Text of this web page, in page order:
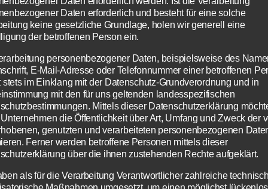
kann Cities XXL nicht überzeugen - Bildquelle: Focus Home
Jahren etablierte sich Cities als
zu SimCity, konnte sich
durchsetzen. Vor wenigen Wochen
XXL, doch so richtig kann der neue Titel nicht
denn in großen Teilen ist es lediglich
des alten Titel.
Daten erforderlich und besteht für eine solche
keine gesetzliche Grundlage, holen wir generell eine
der betroffenen Person ein.
personenbezogener Daten, beispielsweise des
E-Mail-Adresse oder Telefonnummer einer betroffenen
stets im Einklang mit der Datenschutz-Grundverordnung und in
mit den für uns geltenden landesspezifischen
Mittels dieser Datenschutzerklärung
die Öffentlichkeit über Art, Umfang und Zweck der
genutzten und verarbeiteten personenbezogenen
Ferner werden betroffene Personen mittels dieser
über die ihnen zustehenden Rechte aufgeklärt.
als für die Verarbeitung Verantwortlicher zahlreiche